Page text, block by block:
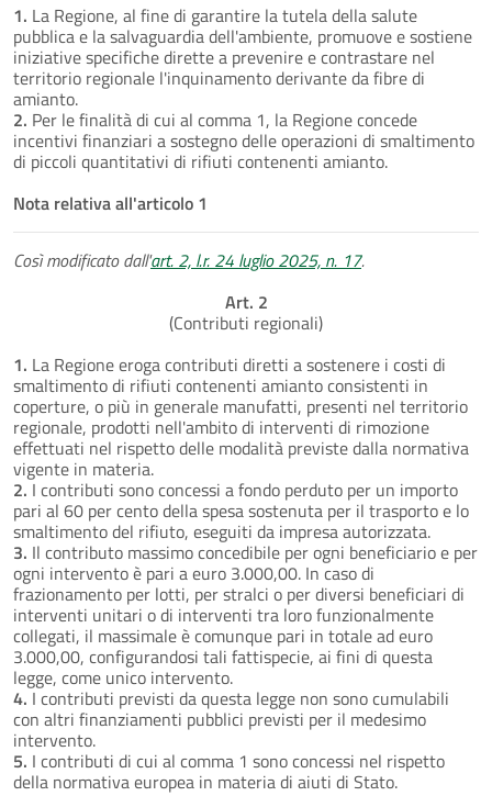
1. La Regione, al fine di garantire la tutela della salute
pubblica e la salvaguardia dell'ambiente, promuove e sostiene
iniziative specifiche dirette a prevenire e contrastare nel
territorio regionale l'inquinamento derivante da fibre di
amianto.
2. Per le finalità di cui al comma 1, la Regione concede
incentivi finanziari a sostegno delle operazioni di smaltimento
di piccoli quantitativi di rifiuti contenenti amianto.
Nota relativa all'articolo 1
Così modificato dall'art. 2, l.r. 24 luglio 2025, n. 17.
Art. 2
(Contributi regionali)
1. La Regione eroga contributi diretti a sostenere i costi di
smaltimento di rifiuti contenenti amianto consistenti in
coperture, o più in generale manufatti, presenti nel territorio
regionale, prodotti nell'ambito di interventi di rimozione
effettuati nel rispetto delle modalità previste dalla normativa
vigente in materia.
2. I contributi sono concessi a fondo perduto per un importo
pari al 60 per cento della spesa sostenuta per il trasporto e lo
smaltimento del rifiuto, eseguiti da impresa autorizzata.
3. Il contributo massimo concedibile per ogni beneficiario e per
ogni intervento è pari a euro 3.000,00. In caso di
frazionamento per lotti, per stralci o per diversi beneficiari di
interventi unitari o di interventi tra loro funzionalmente
collegati, il massimale è comunque pari in totale ad euro
3.000,00, configurandosi tali fattispecie, ai fini di questa
legge, come unico intervento.
4. I contributi previsti da questa legge non sono cumulabili
con altri finanziamenti pubblici previsti per il medesimo
intervento.
5. I contributi di cui al comma 1 sono concessi nel rispetto
della normativa europea in materia di aiuti di Stato.